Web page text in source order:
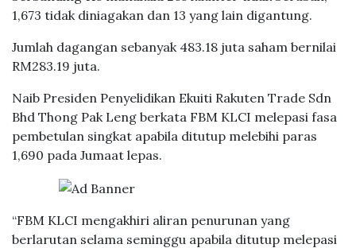
1,673 tidak diniagakan dan 13 yang lain digantung.
Jumlah dagangan sebanyak 483.18 juta saham bernilai
RM283.19 juta.
Naib Presiden Penyelidikan Ekuiti Rakuten Trade Sdn
Bhd Thong Pak Leng berkata FBM KLCI melepasi fasa
pembetulan singkat apabila ditutup melebihi paras
1,690 pada Jumaat lepas.
“FBM KLCI mengakhiri aliran penurunan yang
berlarutan selama seminggu apabila ditutup melepasi